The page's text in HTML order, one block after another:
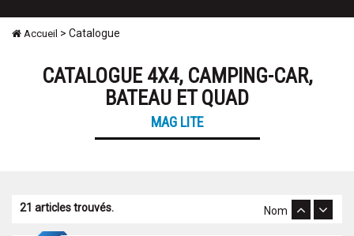
Accueil > Catalogue
CATALOGUE 4X4, CAMPING-CAR,
BATEAU ET QUAD
MAG LITE
21 articles trouvés. Nom